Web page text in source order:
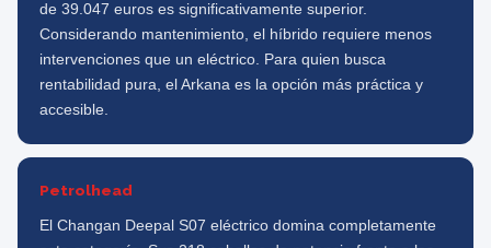
de 39.047 euros es significativamente superior.
Considerando mantenimiento, el híbrido requiere menos
intervenciones que un eléctrico. Para quien busca
rentabilidad pura, el Arkana es la opción más práctica y
accesible.
Petrolhead
El Changan Deepal S07 eléctrico domina completamente